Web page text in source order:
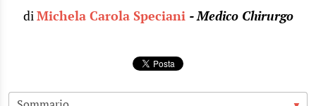
diMichela Carola Speciani - Medico Chirurgo